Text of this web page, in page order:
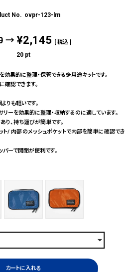
ovpr-123-lm
→ ¥2,145 税込
20 pt
果的に整理・保管できる多用途キットです。
確認できます。
りも軽いです。
ーを効果的に整理・収納するのに適しています。
り、持ち運びが簡単です。
ト/ 内部のメッシュポケットで内部を簡単に確認でき
ーで開閉が便利です。
カートに入れる